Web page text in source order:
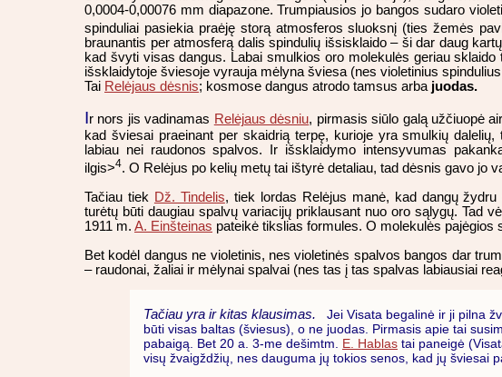
0,0004-0,00076 mm diapazone. Trumpiausios jo bangos sudaro
spinduliai pasiekia praėję storą atmosferos sluoksnį (ties žemės
braunantis per atmosferą dalis spindulių išsisklaido – ši dar daug
kad švyti visas dangus. Labai smulkios oro molekulės geriau
išsklaidytoje šviesoje vyrauja mėlyna šviesa (nes violetinius
Tai Relėjaus dėsnis; kosmose dangus atrodo tamsus arba juodas.
Ir nors jis vadinamas Relėjaus dėsniu, pirmasis siūlo galą užčiuopė
kad šviesai praeinant per skaidrią terpę, kurioje yra smulkių
labiau nei raudonos spalvos. Ir išsklaidymo intensyvumas
ilgis>4. O Relėjus po kelių metų tai ištyrė detaliau, tad dėsnis gavo jo
Tačiau tiek Dž. Tindelis, tiek lordas Relėjus manė, kad dangų
turėtų būti daugiau spalvų variacijų priklausant nuo oro sąlygų. Tad
1911 m. A. Einšteinas pateikė tikslias formules. O molekulės
Bet kodėl dangus ne violetinis, nes violetinės spalvos bangos dar
– raudonai, žaliai ir mėlynai spalvai (nes tas į tas spalvas labiausiai
Tačiau yra ir kitas klausimas. Jei Visata begalinė ir ji pilna
būti visas baltas (šviesus), o ne juodas. Pirmasis apie tai
pabaigą. Bet 20 a. 3-me dešimtm. E. Hablas tai paneigė
visų žvaigždžių, nes dauguma jų tokios senos, kad jų šviesai